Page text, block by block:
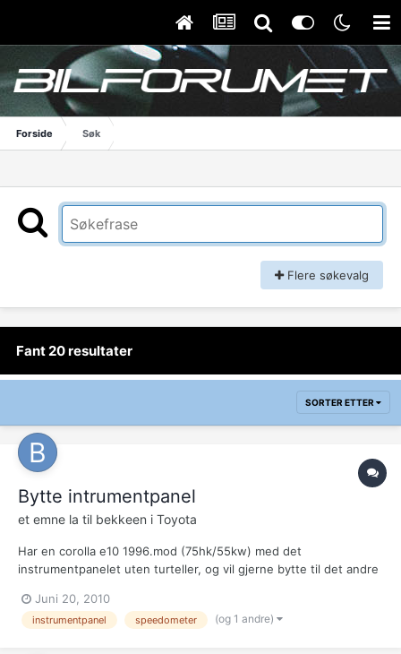
Forside Søk
Flere søkevalg
Fant 20 resultater
SORTER ETTER
Bytte intrumentpanel
et emne la til bekkeen i Toyota
Har en corolla e10 1996.mod (75hk/55kw) med det
instrumentpanelet uten turteller, og vil gjerne bytte til det andre
mulig? legger med bilder om dere ikke skjønner hva jeg mener..
Med turteller: Uten turteller: http:/...
Juni 20, 2010
instrumentpanel speedometer (og 1 andre)